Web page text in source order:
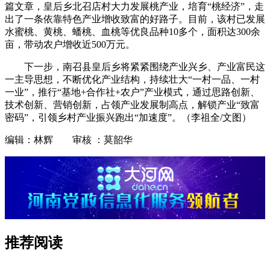
篇文章，皇后乡北召店村大力发展桃产业，培育“桃经济”，走
出了一条依靠特色产业增收致富的好路子。目前，该村已发展
水蜜桃、黄桃、蟠桃、血桃等优良品种10多个，面积达300余
亩，带动农户增收近500万元。
下一步，南召县皇后乡将紧紧围绕产业兴乡、产业富民这
一主导思想，不断优化产业结构，持续壮大“一村一品、一村
一业”，推行“基地+合作社+农户”产业模式，通过思路创新、
技术创新、营销创新，占领产业发展制高点，解锁产业“致富
密码”，引领乡村产业振兴跑出“加速度”。（李祖全/文图）
编辑：林辉 审核 ：莫韶华
推荐阅读